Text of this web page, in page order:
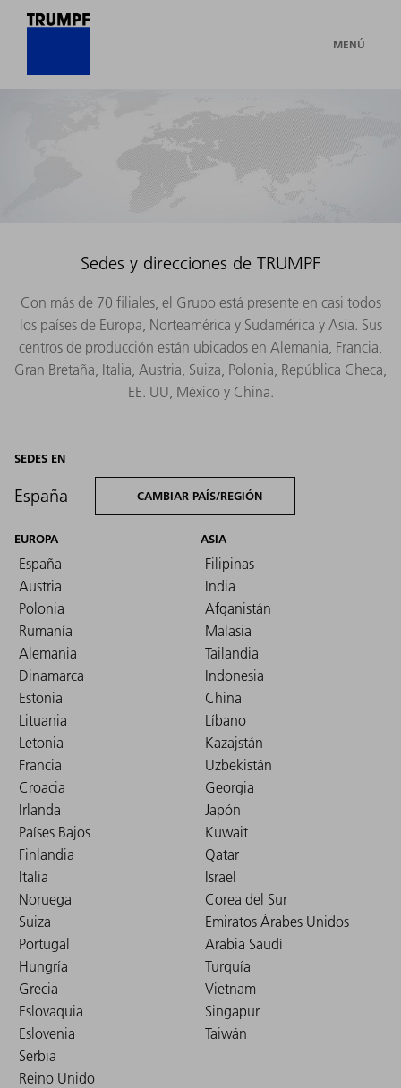
MENÚ
Sedes y direcciones de TRUMPF
Con más de 70 filiales, el Grupo está presente en casi todos
los países de Europa, Norteamérica y Sudamérica y Asia. Sus
centros de producción están ubicados en Alemania, Francia,
Gran Bretaña, Italia, Austria, Suiza, Polonia, República Checa,
EE. UU, México y China.
SEDES EN
España CAMBIAR PAÍS/REGIÓN
EUROPA
España
Austria
Polonia
Rumanía
Alemania
Dinamarca
Estonia
Lituania
Letonia
Francia
Croacia
Irlanda
Países Bajos
Finlandia
Italia
Noruega
Suiza
Portugal
Hungría
Grecia
Eslovaquia
Eslovenia
Serbia
Reino Unido
ASIA
Filipinas
India
Afganistán
Malasia
Tailandia
Indonesia
China
Líbano
Kazajstán
Uzbekistán
Georgia
Japón
Kuwait
Qatar
Israel
Corea del Sur
Emiratos Árabes Unidos
Arabia Saudí
Turquía
Vietnam
Singapur
Taiwán